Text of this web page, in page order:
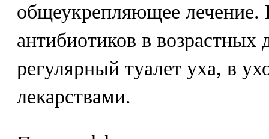
общеукрепляющее лечение.
антибиотиков в возрастных
регулярный туалет уха, в
лекарствами.